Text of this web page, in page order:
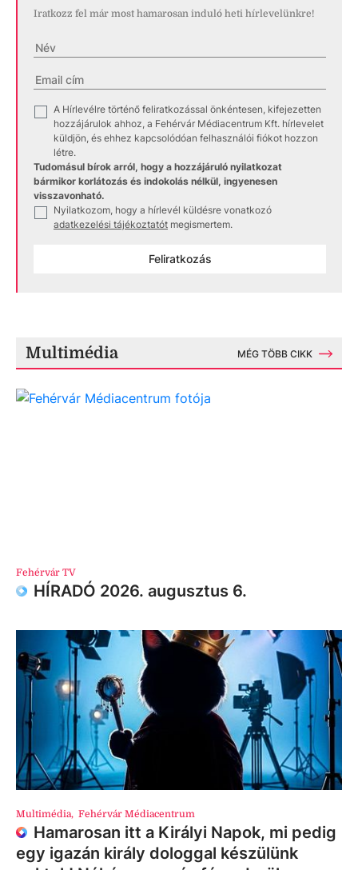
Iratkozz fel már most hamarosan induló heti hírlevelünkre!
A Hírlevélre történő feliratkozással önkéntesen, kifejezetten
hozzájárulok ahhoz, a Fehérvár Médiacentrum Kft. hírlevelet
küldjön, és ehhez kapcsolódóan felhasználói fiókot hozzon
létre.
Tudomásul bírok arról, hogy a hozzájáruló nyilatkozat
bármikor korlátozás és indokolás nélkül, ingyenesen
visszavonható.
Nyilatkozom, hogy a hírlevél küldésre vonatkozó
adatkezelési tájékoztatót megismertem.
Feliratkozás
Multimédia MÉG TÖBB CIKK
Fehérvár TV
HÍRADÓ 2026. augusztus 6.
Multimédia, Fehérvár Médiacentrum
Hamarosan itt a Királyi Napok, mi pedig
egy igazán király dologgal készülünk